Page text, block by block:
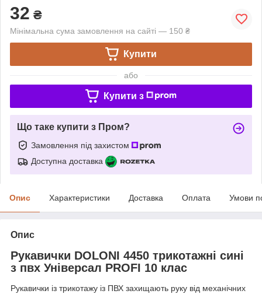
32 ₴
Мінімальна сума замовлення на сайті — 150 ₴
Купити
або
Купити з
Що таке купити з Пром?
Замовлення під захистом
Доступна доставка
Опис Характеристики Доставка Оплата Умови
Опис
Рукавички DOLONI 4450 трикотажні сині
з пвх Універсал PROFI 10 клас
Рукавички із трикотажу із ПВХ захищають руку від механічних